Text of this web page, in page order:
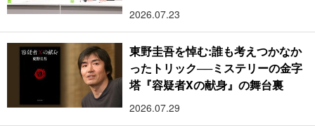
2026.07.23
東野圭吾を悼む:誰も考えつかなか
ったトリック──ミステリーの金字
塔『容疑者Xの献身』の舞台裏
2026.07.29